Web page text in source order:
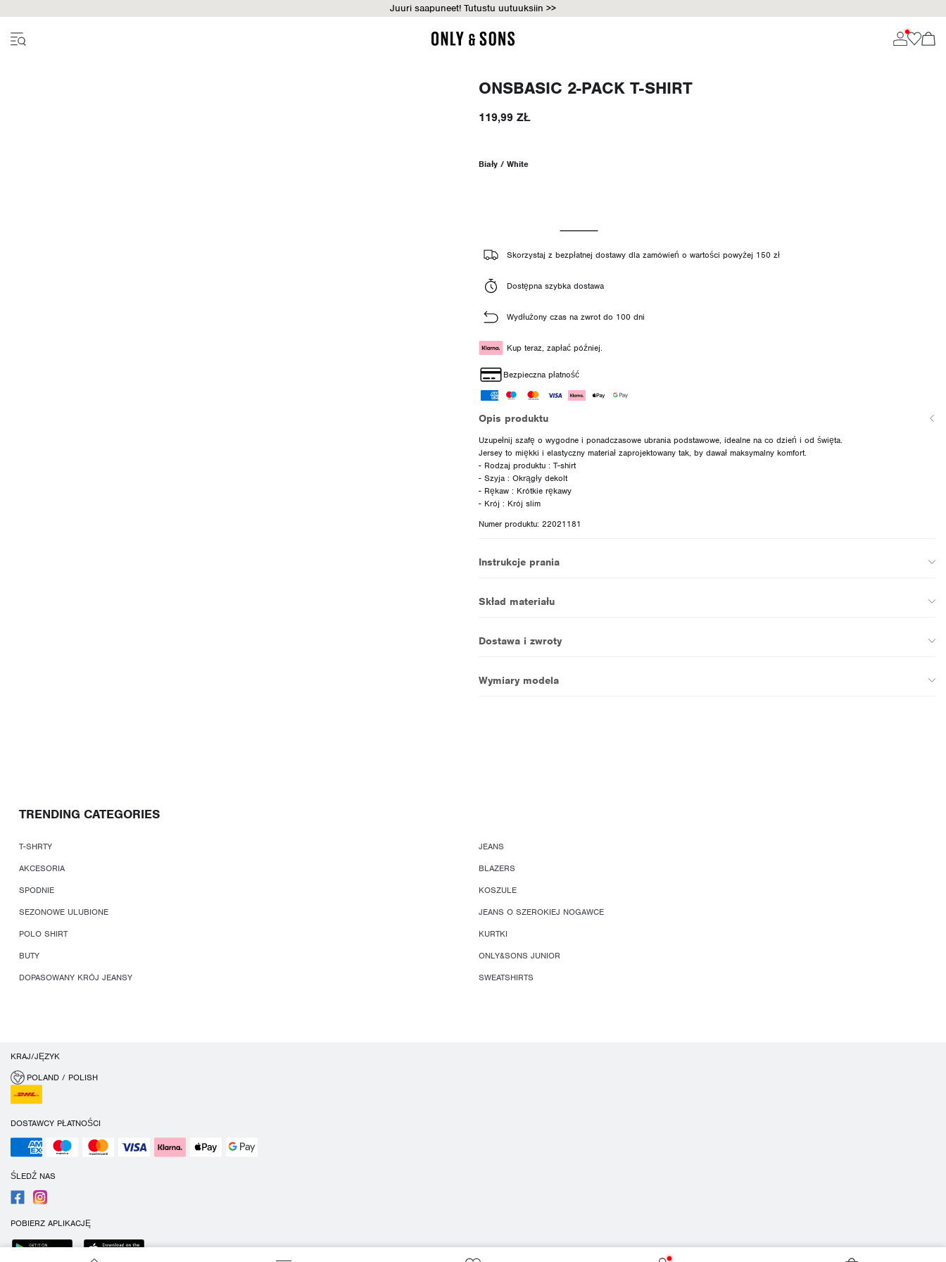
Juuri saapuneet! Tutustu uutuuksiin >>
ONSBASIC 2-PACK T-SHIRT
119,99 ZŁ
Biały / White
Skorzystaj z bezpłatnej dostawy dla zamówień o wartości powyżej 150 zł
Dostępna szybka dostawa
Wydłużony czas na zwrot do 100 dni
Kup teraz, zapłać później.
Bezpieczna płatność
Opis produktu
Uzupełnij szafę o wygodne i ponadczasowe ubrania podstawowe, idealne na co dzień i od święta.
Jersey to miękki i elastyczny materiał zaprojektowany tak, by dawał maksymalny komfort.
- Rodzaj produktu : T-shirt
- Szyja : Okrągły dekolt
- Rękaw : Krótkie rękawy
- Krój : Krój slim
Numer produktu: 22021181
Instrukcje prania
Skład materiału
Dostawa i zwroty
Wymiary modela
TRENDING CATEGORIES
T-SHRTY
JEANS
AKCESORIA
BLAZERS
SPODNIE
KOSZULE
SEZONOWE ULUBIONE
JEANS O SZEROKIEJ NOGAWCE
POLO SHIRT
KURTKI
BUTY
ONLY&SONS JUNIOR
DOPASOWANY KRÓJ JEANSY
SWEATSHIRTS
KRAJ/JĘZYK
POLAND / POLISH
DOSTAWCY PŁATNOŚCI
ŚLEDŹ NAS
POBIERZ APLIKACJĘ